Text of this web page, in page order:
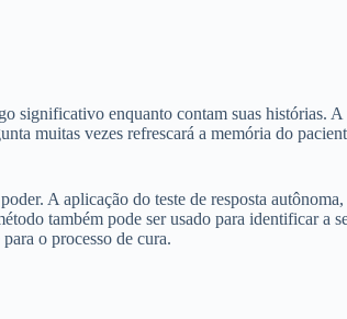
significativo enquanto contam suas histórias. A
muitas vezes refrescará a memória do
A aplicação do teste de resposta autônoma,
também pode ser usado para identificar a
o processo de cura.